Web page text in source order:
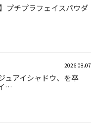
】プチプラフェイスパウダ
2026.08.07
ュアイシャドウ、を卒
…